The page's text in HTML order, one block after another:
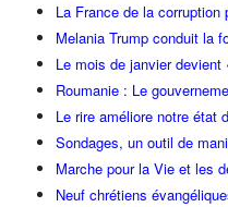
La France de la
Melania Trump conduit la
Le mois de janvier
Roumanie : Le
Le rire améliore notre état
Sondages, un outil de
Marche pour la Vie et les
Neuf chrétiens